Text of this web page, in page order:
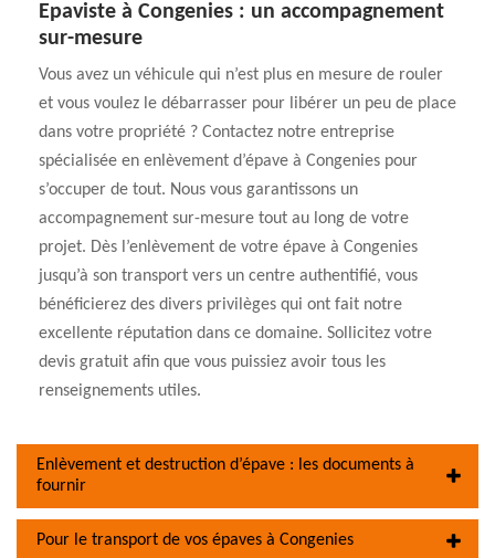
Epaviste à Congenies : un accompagnement
sur-mesure
Vous avez un véhicule qui n’est plus en mesure de rouler
et vous voulez le débarrasser pour libérer un peu de place
dans votre propriété ? Contactez notre entreprise
spécialisée en enlèvement d’épave à Congenies pour
s’occuper de tout. Nous vous garantissons un
accompagnement sur-mesure tout au long de votre
projet. Dès l’enlèvement de votre épave à Congenies
jusqu’à son transport vers un centre authentifié, vous
bénéficierez des divers privilèges qui ont fait notre
excellente réputation dans ce domaine. Sollicitez votre
devis gratuit afin que vous puissiez avoir tous les
renseignements utiles.
Enlèvement et destruction d’épave : les documents à
fournir
Pour le transport de vos épaves à Congenies